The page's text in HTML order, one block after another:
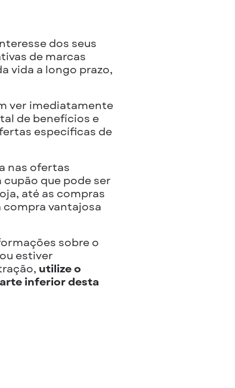
dos seus
de marcas
vida a longo prazo,
ver imediatamente
de benefícios e
específicas de
nas ofertas
que pode ser
até as compras
vantajosa
sobre o
estiver
utilize o
inferior desta